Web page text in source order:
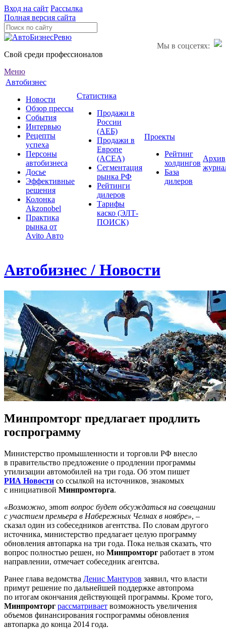
Вход на сайт Рассылка
Полная версия сайта
Мы в соцсетях:
Свой среди профессионалов
Меню
Автобизнес
Новости
Обзор прессы
События
Интервью
Рецепты
успеха
Персоны
автобизнеса
Досье
Эффективные
решения
Колонка
Akzonobel
Практика
рынка от
Аvito Авто
Статистика
Продажи в
России
(АЕБ)
Продажи в
Европе
(ACEA)
Сегментация
рынка РФ
Рейтинги
дилеров
Тарифы
каско (ЭЛТ-
ПОИСК)
Проекты
Рейтинг
холдингов
База
дилеров
Архив
Автобизнес / Новости
Минпромторг предлагает продлить
госпрограмму
Министерство промышленности и торговли РФ внесло
в правительство предложение о продлении программы
утилизации автомобилей на три года. Об этом пишет
РИА Новости со ссылкой на источников, знакомых
с инициативой Минпромторга.
«Возможно, этот вопрос будет обсуждаться на совещании
с участием премьера в Набережных Челнах в ноябре», –
сказал один из собеседников агентства. По словам другого
источника, министерство предлагает целую программу
обновления автопарка на три года. Пока нельзя сказать, что
вопрос полностью решен, но Минпромторг работает в этом
направлении, отмечает собеседник агентсва.
Ранее глава ведомства Денис Мантуров заявил, что власти
примут решение по дальнейшей поддержке автопрома
по итогам окончания действующей программы. Кроме того,
Минпромторг рассматривает возможность увеличения
объемов финансирования госпрограммы обновления
автопарка до конца 2014 года.